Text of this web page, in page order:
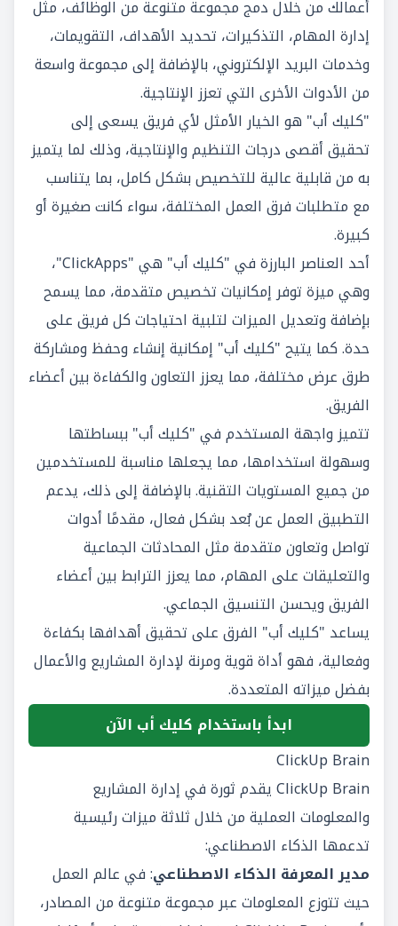
أعمالك من خلال دمج مجموعة متنوعة من الوظائف، مثل
إدارة المهام، التذكيرات، تحديد الأهداف، التقويمات،
وخدمات البريد الإلكتروني، بالإضافة إلى مجموعة واسعة
من الأدوات الأخرى التي تعزز الإنتاجية.
"كليك أب" هو الخيار الأمثل لأي فريق يسعى إلى
تحقيق أقصى درجات التنظيم والإنتاجية، وذلك لما يتميز
به من قابلية عالية للتخصيص بشكل كامل، بما يتناسب
مع متطلبات فرق العمل المختلفة، سواء كانت صغيرة أو
كبيرة.
أحد العناصر البارزة في "كليك أب" هي "ClickApps"،
وهي ميزة توفر إمكانيات تخصيص متقدمة، مما يسمح
بإضافة وتعديل الميزات لتلبية احتياجات كل فريق على
حدة. كما يتيح "كليك أب" إمكانية إنشاء وحفظ ومشاركة
طرق عرض مختلفة، مما يعزز التعاون والكفاءة بين أعضاء
الفريق.
تتميز واجهة المستخدم في "كليك أب" ببساطتها
وسهولة استخدامها، مما يجعلها مناسبة للمستخدمين
من جميع المستويات التقنية. بالإضافة إلى ذلك، يدعم
التطبيق العمل عن بُعد بشكل فعال، مقدمًا أدوات
تواصل وتعاون متقدمة مثل المحادثات الجماعية
والتعليقات على المهام، مما يعزز الترابط بين أعضاء
الفريق ويحسن التنسيق الجماعي.
يساعد "كليك أب" الفرق على تحقيق أهدافها بكفاءة
وفعالية، فهو أداة قوية ومرنة لإدارة المشاريع والأعمال
بفضل ميزاته المتعددة.
ابدأ باستخدام كليك أب الآن
ClickUp Brain
ClickUp Brainيقدم ثورة في إدارة المشاريع
والمعلومات العملية من خلال ثلاثة ميزات رئيسية
تدعمها الذكاء الاصطناعي:
مدير المعرفة الذكاء الاصطناعي: في عالم العمل
حيث تتوزع المعلومات عبر مجموعة متنوعة من المصادر،